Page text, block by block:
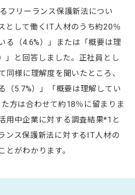
フリーランス保護新法につい
として働くIT人材のうち約20％
る（4.6%）」または「概要は理
」と回答しました。正社員とし
同様に理解度を聞いたところ、
（5.7%）」「概要は理解してい
方は合わせて約18％に留まりま
用中企業に対する調査結果*1と
ンス保護新法に対するIT人材の
とがわかります。